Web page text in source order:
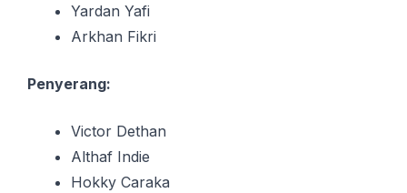
Yardan Yafi
Arkhan Fikri
Penyerang:
Victor Dethan
Althaf Indie
Hokky Caraka